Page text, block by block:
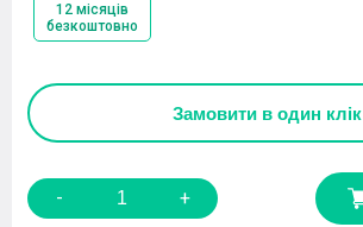
12 місяців
безкоштовно
Замовити в один клік
- +